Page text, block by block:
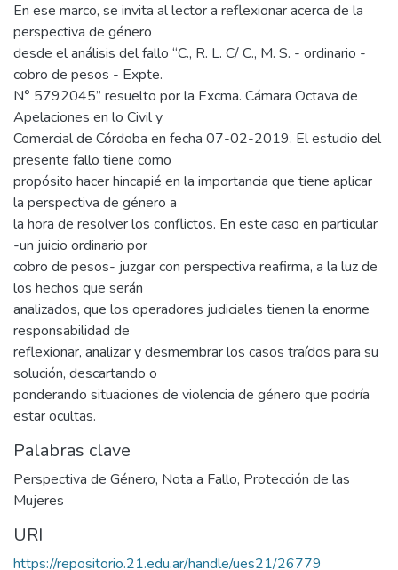
En ese marco, se invita al lector a reflexionar acerca de la
perspectiva de género
desde el análisis del fallo “C., R. L. C/ C., M. S. - ordinario -
cobro de pesos - Expte.
N° 5792045” resuelto por la Excma. Cámara Octava de
Apelaciones en lo Civil y
Comercial de Córdoba en fecha 07-02-2019. El estudio del
presente fallo tiene como
propósito hacer hincapié en la importancia que tiene aplicar
la perspectiva de género a
la hora de resolver los conflictos. En este caso en particular
-un juicio ordinario por
cobro de pesos- juzgar con perspectiva reafirma, a la luz de
los hechos que serán
analizados, que los operadores judiciales tienen la enorme
responsabilidad de
reflexionar, analizar y desmembrar los casos traídos para su
solución, descartando o
ponderando situaciones de violencia de género que podría
estar ocultas.
Palabras clave
Perspectiva de Género, Nota a Fallo, Protección de las
Mujeres
URI
https://repositorio.21.edu.ar/handle/ues21/26779